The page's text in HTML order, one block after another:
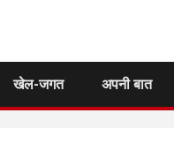
खेल-जगत अपनी बात